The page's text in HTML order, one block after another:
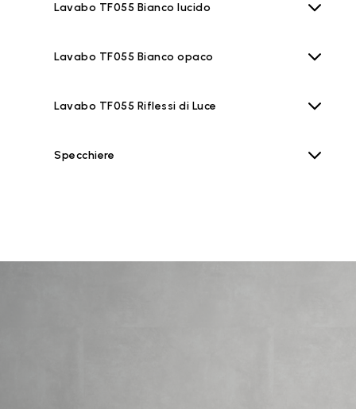
Lavabo TF055 Bianco lucido
Lavabo TF055 Bianco opaco
Lavabo TF055 Riflessi di Luce
Specchiere